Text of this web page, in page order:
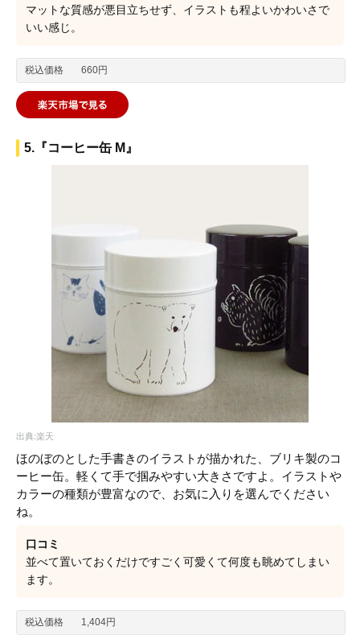
マットな質感が悪目立ちせず、イラストも程よいかわいさで
いい感じ。
税込価格 660円
5.『コーヒー缶 M』
出典:楽天
ほのぼのとした手書きのイラストが描かれた、ブリキ製のコ
ーヒー缶。軽くて手で掴みやすい大きさですよ。イラストや
カラーの種類が豊富なので、お気に入りを選んでください
ね。
口コミ
並べて置いておくだけですごく可愛くて何度も眺めてしまい
ます。
税込価格 1,404円